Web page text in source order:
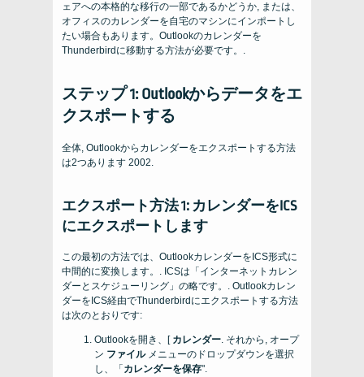
ェアへの本格的な移行の一部であるかどうか, または、
オフィスのカレンダーを自宅のマシンにインポートし
たい場合もあります。Outlookのカレンダーを
Thunderbirdに移動する方法が必要です。.
ステップ 1: Outlookからデータをエ
クスポートする
全体, Outlookからカレンダーをエクスポートする方法
は2つあります 2002.
エクスポート方法 1: カレンダーをICS
にエクスポートします
この最初の方法では、OutlookカレンダーをICS形式に
中間的に変換します。. ICSは「インターネットカレン
ダーとスケジューリング」の略です。. Outlookカレン
ダーをICS経由でThunderbirdにエクスポートする方法
は次のとおりです:
Outlookを開き、[ カレンダー. それから, オープ
ン ファイルメニューのドロップダウンを選択
し、「 カレンダーを保存".